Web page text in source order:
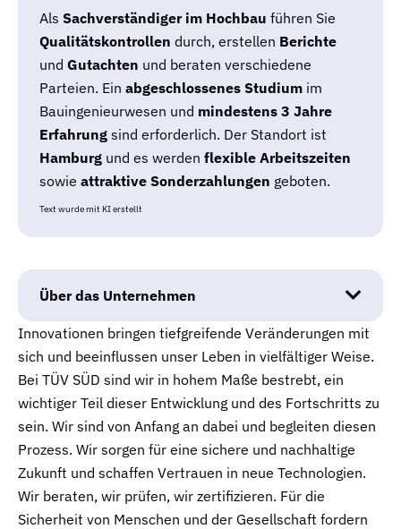
Als Sachverständiger im Hochbau führen Sie
Qualitätskontrollen durch, erstellen Berichte
und Gutachten und beraten verschiedene
Parteien. Ein abgeschlossenes Studium im
Bauingenieurwesen und mindestens 3 Jahre
Erfahrung sind erforderlich. Der Standort ist
Hamburg und es werden flexible Arbeitszeiten
sowie attraktive Sonderzahlungen geboten.
Text wurde mit KI erstellt
Über das Unternehmen
Innovationen bringen tiefgreifende Veränderungen mit
sich und beeinflussen unser Leben in vielfältiger Weise.
Bei TÜV SÜD sind wir in hohem Maße bestrebt, ein
wichtiger Teil dieser Entwicklung und des Fortschritts zu
sein. Wir sind von Anfang an dabei und begleiten diesen
Prozess. Wir sorgen für eine sichere und nachhaltige
Zukunft und schaffen Vertrauen in neue Technologien.
Wir beraten, wir prüfen, wir zertifizieren. Für die
Sicherheit von Menschen und der Gesellschaft fordern